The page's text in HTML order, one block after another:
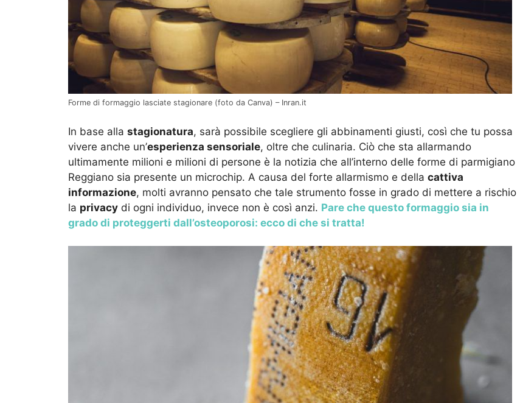
Forme di formaggio lasciate stagionare (foto da Canva) – Inran.it
In base alla stagionatura, sarà possibile scegliere gli abbinamenti giusti, così che tu possa
vivere anche un’esperienza sensoriale, oltre che culinaria. Ciò che sta allarmando
ultimamente milioni e milioni di persone è la notizia che all’interno delle forme di parmigiano
Reggiano sia presente un microchip. A causa del forte allarmismo e della cattiva
informazione, molti avranno pensato che tale strumento fosse in grado di mettere a rischio
la privacy di ogni individuo, invece non è così anzi. Pare che questo formaggio sia in
grado di proteggerti dall’osteoporosi: ecco di che si tratta!